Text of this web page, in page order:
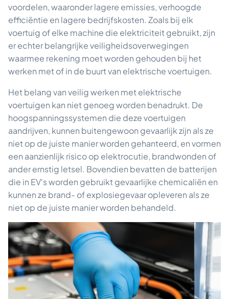
voordelen, waaronder lagere emissies, verhoogde
efficiëntie en lagere bedrijfskosten. Zoals bij elk
voertuig of elke machine die elektriciteit gebruikt, zijn
er echter belangrijke veiligheidsoverwegingen
waarmee rekening moet worden gehouden bij het
werken met of in de buurt van elektrische voertuigen.
Het belang van veilig werken met elektrische
voertuigen kan niet genoeg worden benadrukt. De
hoogspanningssystemen die deze voertuigen
aandrijven, kunnen buitengewoon gevaarlijk zijn als ze
niet op de juiste manier worden gehanteerd, en vormen
een aanzienlijk risico op elektrocutie, brandwonden of
ander ernstig letsel. Bovendien bevatten de batterijen
die in EV's worden gebruikt gevaarlijke chemicaliën en
kunnen ze brand- of explosiegevaar opleveren als ze
niet op de juiste manier worden behandeld.